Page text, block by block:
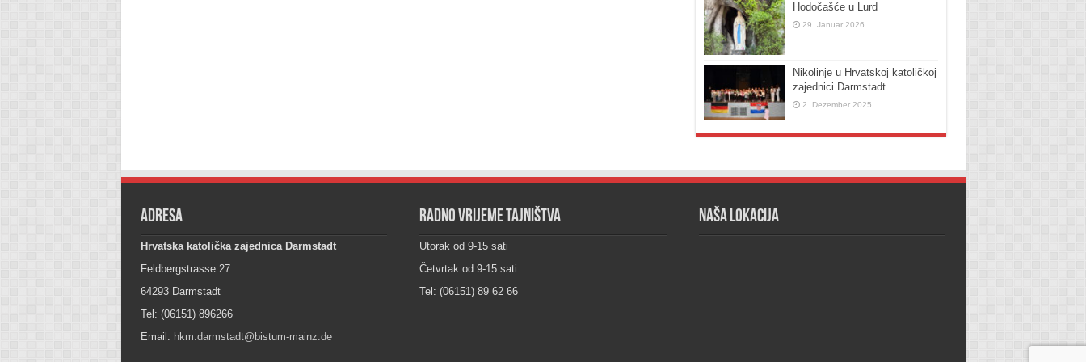
Hodočašće u Lurd
29. Januar 2026
Nikolinje u Hrvatskoj katoličkoj
zajednici Darmstadt
2. Dezember 2025
Adresa
Hrvatska katolička zajednica Darmstadt
Feldbergstrasse 27
64293 Darmstadt
Tel: (06151) 896266
Email: hkm.darmstadt@bistum-mainz.de
Radno vrijeme tajništva
Utorak od 9-15 sati
Četvrtak od 9-15 sati
Tel: (06151) 89 62 66
Naša lokacija